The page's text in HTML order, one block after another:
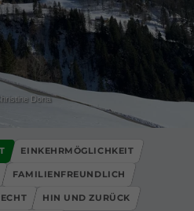
Dona
EINKEHRMÖGLICHKEIT
FAMILIENFREUNDLICH
HIN UND ZURÜCK